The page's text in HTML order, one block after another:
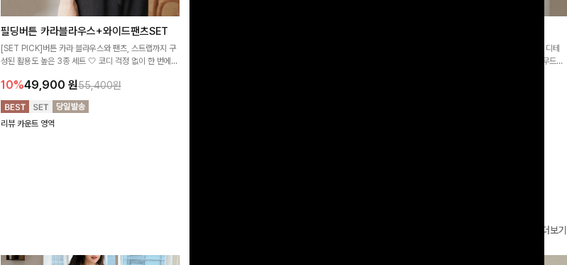
필딩버튼 카라블라우스+와이드팬츠SET
[SET PICK]버튼 카라 블라우스와 팬츠, 스트랩까지 구
성된 활용도 높은 3종 세트 🤍 코디 걱정 없이 한 번에
기 좋아요 ✨
10%49,900 원55,400원
리뷰 카운트 영역
[소매롤업/펀칭자수💕]잔잔하고 고급스러운 자수 디테
일이 사랑스러운 블라우스-페미닌하면서 여리한 무드로
더보기